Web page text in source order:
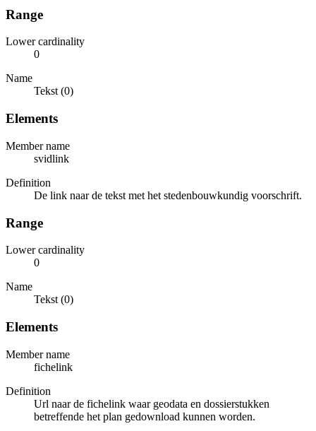
Range
Lower cardinality
0
Name
Tekst (0)
Elements
Member name
svidlink
Definition
De link naar de tekst met het stedenbouwkundig voorschrift.
Range
Lower cardinality
0
Name
Tekst (0)
Elements
Member name
fichelink
Definition
Url naar de fichelink waar geodata en dossierstukken
betreffende het plan gedownload kunnen worden.